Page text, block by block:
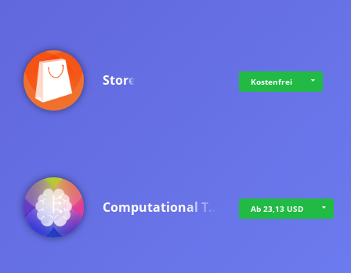
Store Kostenfrei
Computational T… Ab 23,13 USD